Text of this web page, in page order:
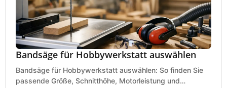
Bandsäge für Hobbywerkstatt auswählen
Bandsäge für Hobbywerkstatt auswählen: So finden Sie
passende Größe, Schnitthöhe, Motorleistung und